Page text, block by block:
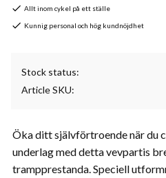
Allt inom cykel på ett ställe
Kunnig personal och hög kundnöjdhet
Stock status
Article SKU
Öka ditt självförtroende när du
underlag med detta vevpartis
trampprestanda. Speciell